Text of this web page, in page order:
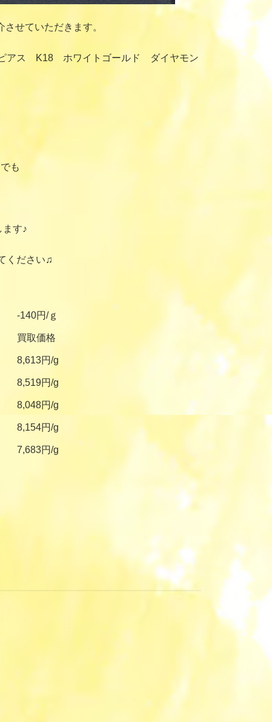
せていただきます。
ス K18 ホワイトゴールド ダイヤモン
も
す♪
ください♫
-140円/ｇ
買取価格
8,613円/g
8,519円/g
8,048円/g
8,154円/g
7,683円/g